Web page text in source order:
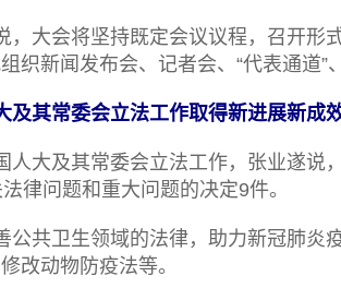
大会将坚持既定会议议程，召开形
织新闻发布会、记者会、 “代表通道”
及其常委会立法工作取得新进展新成
大及其常委会立法工作，张业遂说
律问题和重大问题的决定9件。
共卫生领域的法律，助力新冠肺炎
改动物防疫法等。